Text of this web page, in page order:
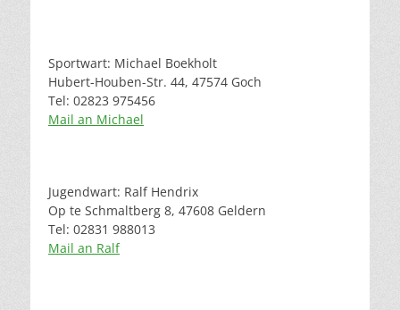
Sportwart: Michael Boekholt
Hubert-Houben-Str. 44, 47574 Goch
Tel: 02823 975456
Mail an Michael
Jugendwart: Ralf Hendrix
Op te Schmaltberg 8, 47608 Geldern
Tel: 02831 988013
Mail an Ralf